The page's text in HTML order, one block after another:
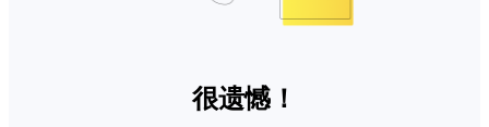
很遗憾！